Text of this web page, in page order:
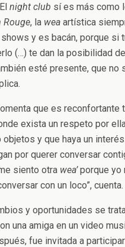
night club sí es más como
Rouge, la wea artística
y es bacán, porque si
(…) te dan la posibilidad
esté presente, que no
que es reconfortante
exista un respeto por
y que haya un interés
por querer conversar
siento otra wea’porque yo
con un loco”, cuenta.
y oportunidades se
una amiga en un video
fue invitada a